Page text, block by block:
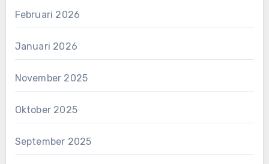
Februari 2026
Januari 2026
November 2025
Oktober 2025
September 2025